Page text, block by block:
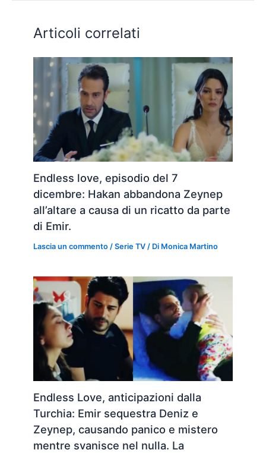
Articoli correlati
Endless love, episodio del 7
dicembre: Hakan abbandona Zeynep
all’altare a causa di un ricatto da parte
di Emir.
Lascia un commento /Serie TV / Di Monica Martino
Endless Love, anticipazioni dalla
Turchia: Emir sequestra Deniz e
Zeynep, causando panico e mistero
mentre svanisce nel nulla. La